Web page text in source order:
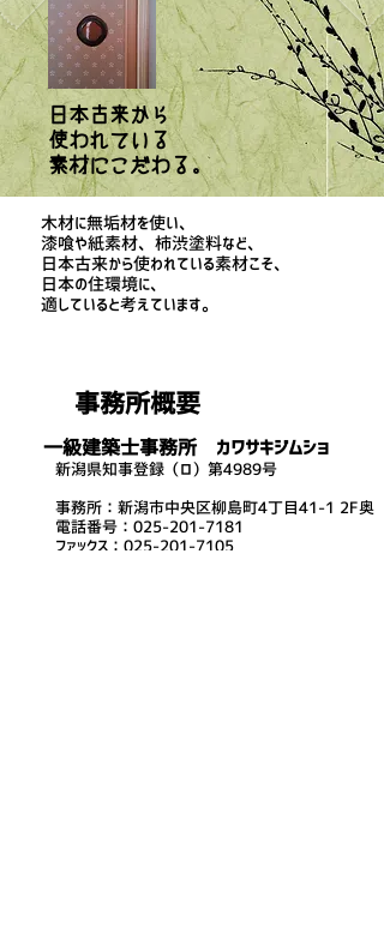
日本古来から
使われている
素材にこだわる。
木材に無垢材を使い、
漆喰や紙素材、柿渋塗料など、​
日本古来から使われている素材こそ、
日本の住環境に、
適していると​考えています。
事務所概要
一級建築士事務所 カワサキジムショ
新潟県知事登録（ロ）第4989号
事務所：新潟市中央区柳島町4丁目41-1 2F奥
電話番号：025-201-7181
ファックス：025-201-7105